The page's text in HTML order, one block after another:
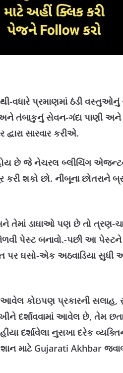
વધારે પ્રમાણમાં ઠંડી
તંબાકુનું સેવન-ગંદા પાણી અને
સારવાર કરીએ.
છે જે નેચરલ બ્લીચિંગ
કરી શકો છો. નીંબૂના છોતરાને
તેમાં ડાઘાઓ પણ છે તો ત્રણ-
પેસ્ટ બનાવો.-પછી આ પેસ્ટને
પર ઘસો-એક અઠવાડિયા સુધી
આવેલ કોઇપણ પ્રકારની
દર્શાવવામાં આવેલ છે, તેમ
દર્શાવેલા નુસખા દરેક
માટે Gujarati Akhbar